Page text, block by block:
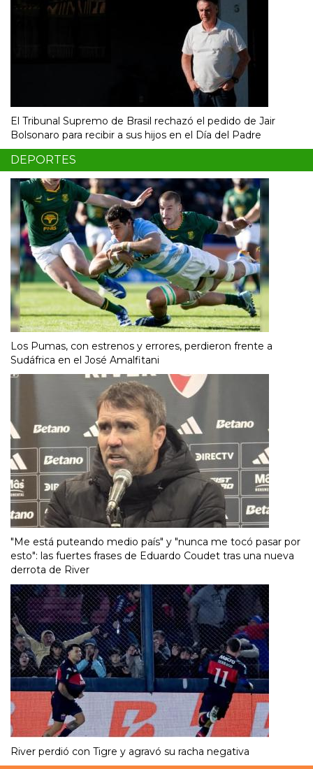
El Tribunal Supremo de Brasil rechazó el pedido de Jair
Bolsonaro para recibir a sus hijos en el Día del Padre
DEPORTES
Los Pumas, con estrenos y errores, perdieron frente a
Sudáfrica en el José Amalfitani
"Me está puteando medio país" y "nunca me tocó pasar por
esto": las fuertes frases de Eduardo Coudet tras una nueva
derrota de River
River perdió con Tigre y agravó su racha negativa